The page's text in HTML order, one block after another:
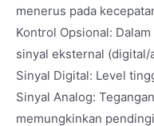
menerus pada
Kontrol Opsional:
sinyal eksternal (digital/
Sinyal Digital: Level
Sinyal Analog:
memungkinkan